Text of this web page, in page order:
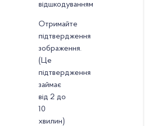
відшкодуванням
Отримайте
підтвердження
зображення.
(Це
підтвердження
займає
від 2 до
10
хвилин)